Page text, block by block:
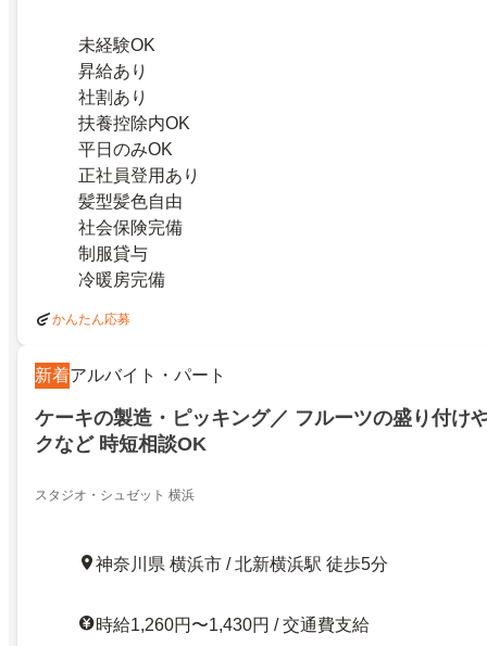
未経験OK
昇給あり
社割あり
扶養控除内OK
平日のみOK
正社員登用あり
髪型髪色自由
社会保険完備
制服貸与
冷暖房完備
かんたん応募
新着アルバイト・パート
ケーキの製造・ピッキング／ フルーツの盛り付け
クなど 時短相談OK
スタジオ・シュゼット 横浜
神奈川県 横浜市 / 北新横浜駅 徒歩5分
時給1,260円〜1,430円 / 交通費支給